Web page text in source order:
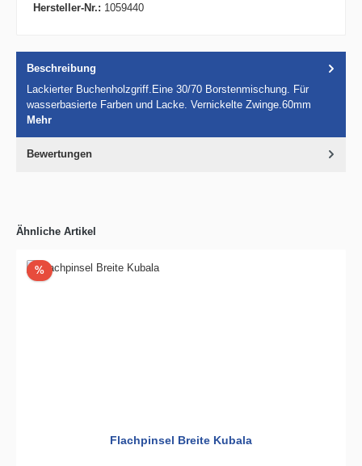
Hersteller-Nr.: 1059440
Beschreibung
Lackierter Buchenholzgriff.Eine 30/70 Borstenmischung. Für
wasserbasierte Farben und Lacke. Vernickelte Zwinge.60mm
Mehr
Bewertungen
Ähnliche Artikel
%Rabatt
Flachpinsel Breite Kubala